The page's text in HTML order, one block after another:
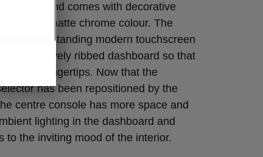
middle, and comes with decorative
dark matte chrome colour. The
free-standing modern touchscreen
decoratively ribbed dashboard so that
driver’s fingertips. Now that the
has been repositioned by the
centre console has more space and
lighting in the dashboard and
to the inviting mood of the interior.